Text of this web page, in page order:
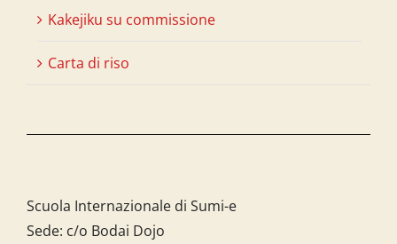
Kakejiku su commissione
Carta di riso
Scuola Internazionale di Sumi-e
Sede: c/o Bodai Dojo